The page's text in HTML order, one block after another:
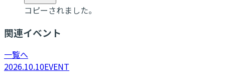
コピーされました。
関連イベント
一覧へ
2026.10.10EVENT